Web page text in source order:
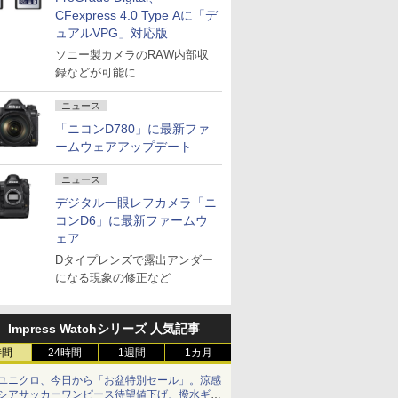
CFexpress 4.0 Type Aに「デ
ュアルVPG」対応版
ソニー製カメラのRAW内部収
録などが可能に
ニュース
「ニコンD780」に最新ファ
ームウェアアップデート
ニュース
デジタル一眼レフカメラ「ニ
コンD6」に最新ファームウ
ェア
Dタイプレンズで露出アンダー
になる現象の修正など
Impress Watchシリーズ 人気記事
24時間 1週間 1カ月
ニクロ、今日から「お盆特別セール」。涼感
アサッカーワンピース待望値下げ、撥水ギア